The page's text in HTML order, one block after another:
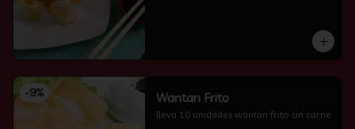
-9% Wantan Frito
lleva 10 unidades wantan frito sin carne